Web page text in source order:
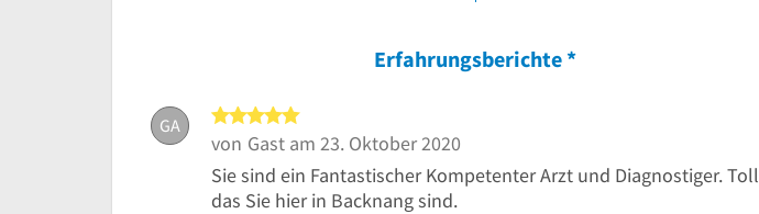
Erfahrungsberichte *
GA
von Gast am 23. Oktober 2020
Sie sind ein Fantastischer Kompetenter Arzt und Diagnostiger. Toll
das Sie hier in Backnang sind.